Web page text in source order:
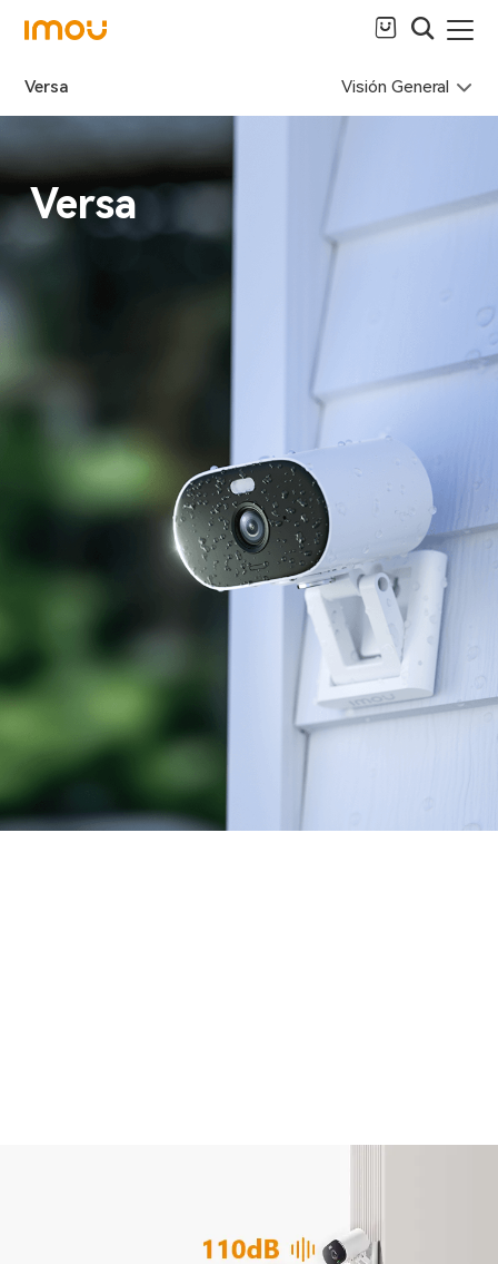
Versa Visión General
Versa